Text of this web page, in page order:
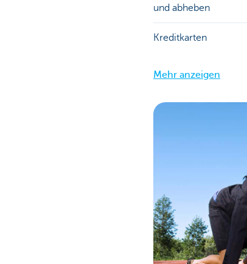
und abheben
Kreditkarten
Mehr anzeigen